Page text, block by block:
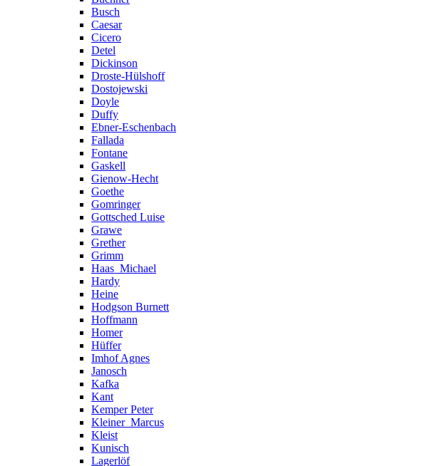
Busch
Caesar
Cicero
Detel
Dickinson
Droste-Hülshoff
Dostojewski
Doyle
Duffy
Ebner-Eschenbach
Fallada
Fontane
Gaskell
Gienow-Hecht
Goethe
Gomringer
Gottsched Luise
Grawe
Grether
Grimm
Haas_Michael
Hardy
Heine
Hodgson Burnett
Hoffmann
Homer
Hüffer
Imhof Agnes
Janosch
Kafka
Kant
Kemper Peter
Kleiner_Marcus
Kleist
Kunisch
Lagerlöf